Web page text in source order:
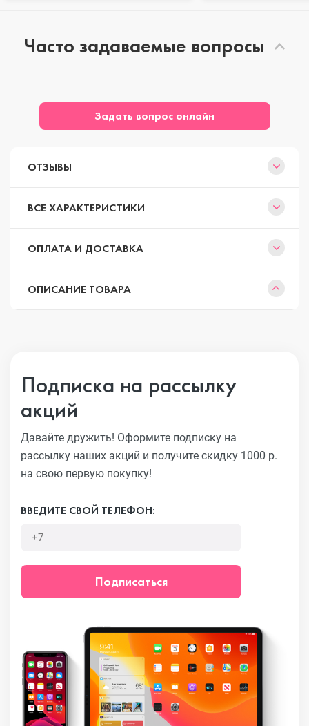
Часто задаваемые вопросы
Задать вопрос онлайн
ОТЗЫВЫ
ВСЕ ХАРАКТЕРИСТИКИ
ОПЛАТА И ДОСТАВКА
ОПИСАНИЕ ТОВАРА
Подписка на рассылку
акций
Давайте дружить! Оформите подписку на
рассылку наших акций и получите скидку 1000 р.
на свою первую покупку!
ВВЕДИТЕ СВОЙ ТЕЛЕФОН:
Подписаться